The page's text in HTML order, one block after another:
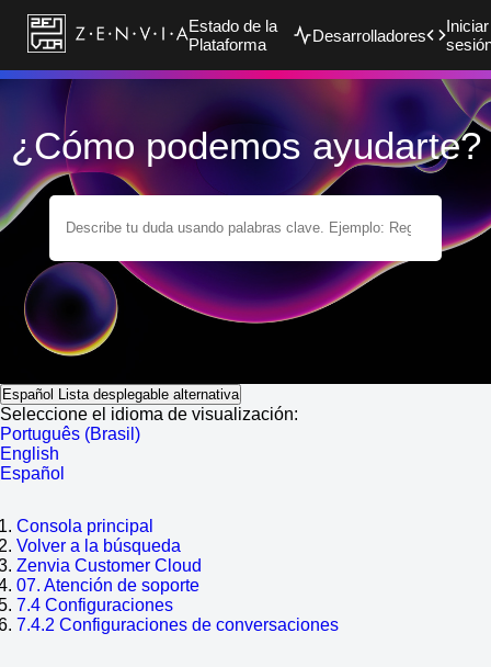
Estado de la
Plataforma
Desarrolladores
Iniciar
¿Cómo podemos ayudarte?
Español Lista desplegable alternativa
Seleccione el idioma de visualización:
Português (Brasil)
English
Español
Consola principal
Volver a la búsqueda
Zenvia Customer Cloud
07. Atención de soporte
7.4 Configuraciones
7.4.2 Configuraciones de conversaciones